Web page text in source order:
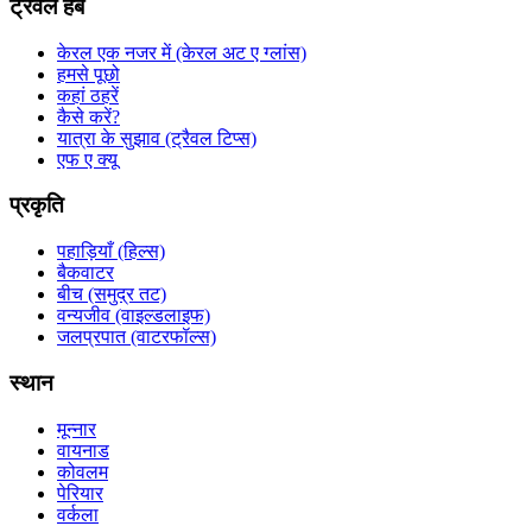
ट्रैवल हब
केरल एक नजर में (केरल अट ए ग्लांस)
हमसे पूछो
कहां ठहरें
कैसे करें?
यात्रा के सुझाव (ट्रैवल टिप्स)
एफ ए क्यू
प्रकृति
पहाड़ियाँ (हिल्स)
बैकवाटर
बीच (समुद्र तट)
वन्यजीव (वाइल्डलाइफ)
जलप्रपात (वाटरफॉल्स)
स्थान
मून्नार
वायनाड
कोवलम
पेरियार
वर्कला